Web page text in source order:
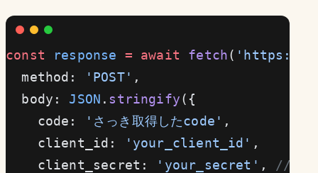
const response = await fetch( 'https://
  method:
'POST' ,
  body:
JSON . stringify({
    code:
'さっき取得したcode' ,
    client_id:
'your_client_id' ,
    client_secret:
'your_secret' , // こ